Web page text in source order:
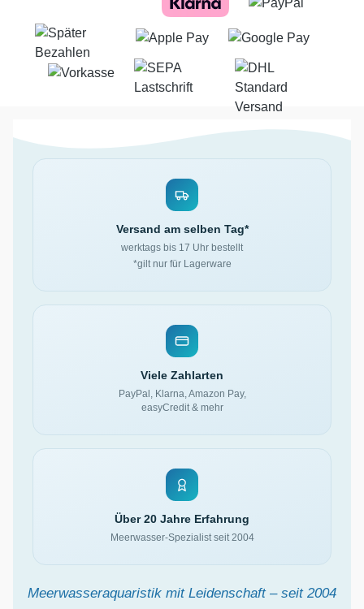
Versand am selben Tag*
werktags bis 17 Uhr bestellt
*gilt nur für Lagerware
Viele Zahlarten
PayPal, Klarna, Amazon Pay,
easyCredit & mehr
Über 20 Jahre Erfahrung
Meerwasser-Spezialist seit 2004
Meerwasseraquaristik mit Leidenschaft – seit 2004